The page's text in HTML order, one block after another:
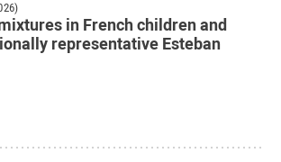
in French children and
representative Esteban